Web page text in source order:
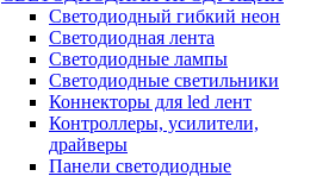
Светодиодный гибкий неон
Светодиодная лента
Светодиодные лампы
Светодиодные светильники
Коннекторы для led лент
Контроллеры, усилители,
драйверы
Панели светодиодные